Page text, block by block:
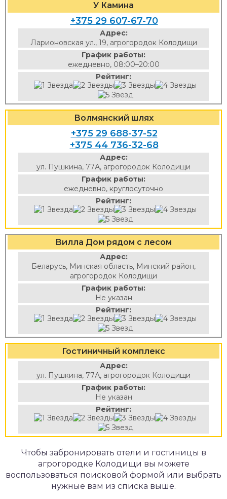
У Камина
+375 29 607-67-70
Адрес:
Ларионовская ул., 19, агрогородок Колодищи
График работы:
ежедневно, 08:00–20:00
Рейтинг:
Волмянский шлях
+375 29 688-37-52
+375 44 736-32-68
Адрес:
ул. Пушкина, 77А, агрогородок Колодищи
График работы:
ежедневно, круглосуточно
Рейтинг:
Вилла Дом рядом с лесом
Адрес:
Беларусь, Минская область, Минский район,
агрогородок Колодищи
График работы:
Не указан
Рейтинг:
Гостиничный комплекс
Адрес:
ул. Пушкина, 77А, агрогородок Колодищи
График работы:
Не указан
Рейтинг:
Чтобы забронировать отели и гостиницы в
агрогородке Колодищи вы можете
воспользоваться поисковой формой или выбрать
нужные вам из списка выше.